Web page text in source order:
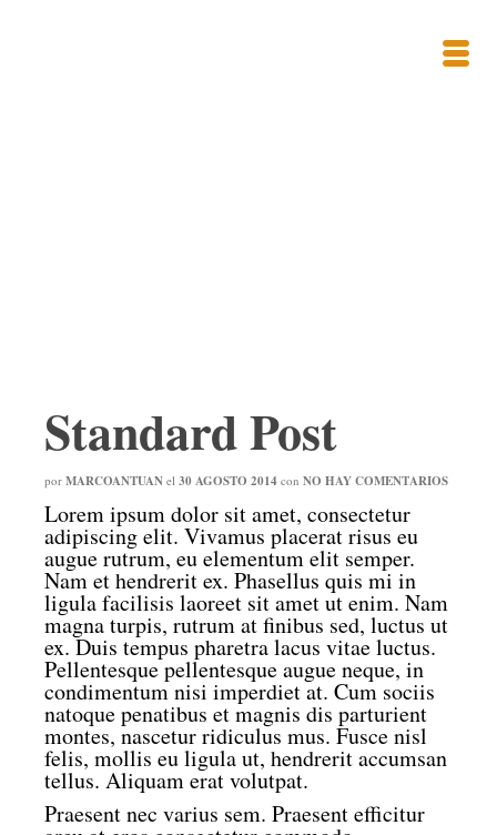
Standard Post
por MARCOANTUAN el 30 AGOSTO 2014 con NO HAY COMENTARIOS
Lorem ipsum dolor sit amet, consectetur
adipiscing elit. Vivamus placerat risus eu
augue rutrum, eu elementum elit semper.
Nam et hendrerit ex. Phasellus quis mi in
ligula facilisis laoreet sit amet ut enim. Nam
magna turpis, rutrum at finibus sed, luctus ut
ex. Duis tempus pharetra lacus vitae luctus.
Pellentesque pellentesque augue neque, in
condimentum nisi imperdiet at. Cum sociis
natoque penatibus et magnis dis parturient
montes, nascetur ridiculus mus. Fusce nisl
felis, mollis eu ligula ut, hendrerit accumsan
tellus. Aliquam erat volutpat.
Praesent nec varius sem. Praesent efficitur